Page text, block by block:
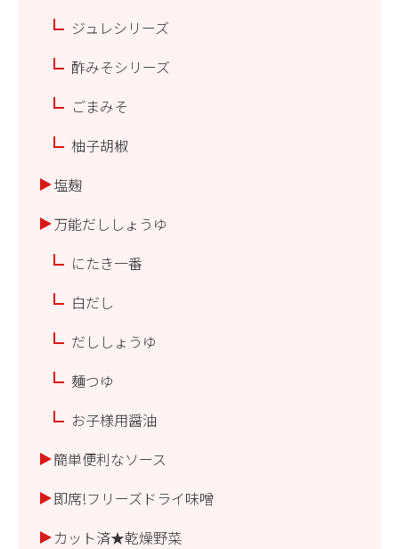
ジュレシリーズ
酢みそシリーズ
ごまみそ
柚子胡椒
塩麹
万能だししょうゆ
にたき一番
白だし
だししょうゆ
麺つゆ
お子様用醤油
簡単便利なソース
即席!フリーズドライ味噌
カット済★乾燥野菜